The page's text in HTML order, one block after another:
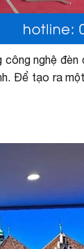
công nghệ
Để tạo ra